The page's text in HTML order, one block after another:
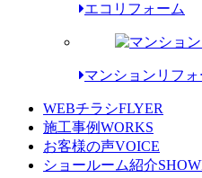
エコリフォーム
マンションリフォ
WEBチラシFLYER
施工事例WORKS
お客様の声VOICE
ショールーム紹介